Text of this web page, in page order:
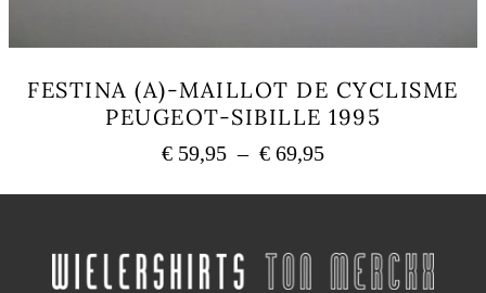
FESTINA (A)-MAILLOT DE CYCLISME
PEUGEOT-SIBILLE 1995
€ 59,95 – € 69,95Plage
prix :
à
€ 69,95
variations.
Les